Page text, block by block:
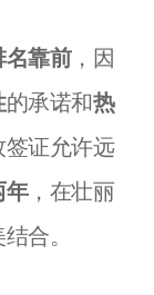
名靠前，因
的承诺和热
证允许远
年，在壮丽
合。